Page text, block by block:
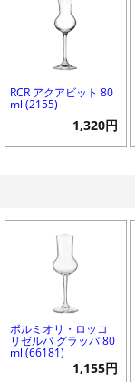
RCR アクアビット 80
ml (2155)
1,320円
ボルミオリ・ロッコ
リゼルバ グラッパ 80
ml (66181)
1,155円